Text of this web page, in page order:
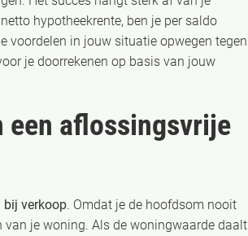
hypotheekrente, ben je per saldo
voordelen in jouw situatie opwegen tegen
je doorrekenen op basis van jouw
een aflossingsvrije
bij verkoop. Omdat je de hoofdsom nooit
je woning. Als de woningwaarde daalt